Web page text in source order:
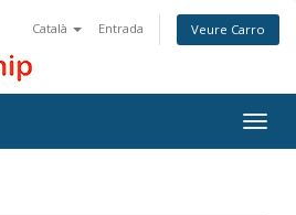
Català Entrada Veure Carro